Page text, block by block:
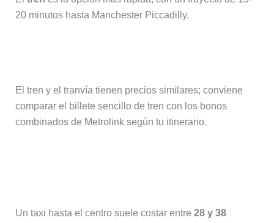
20 minutos hasta Manchester Piccadilly.
El tren y el tranvía tienen precios similares; conviene
comparar el billete sencillo de tren con los bonos
combinados de Metrolink según tu itinerario.
Un taxi hasta el centro suele costar entre 28 y 38